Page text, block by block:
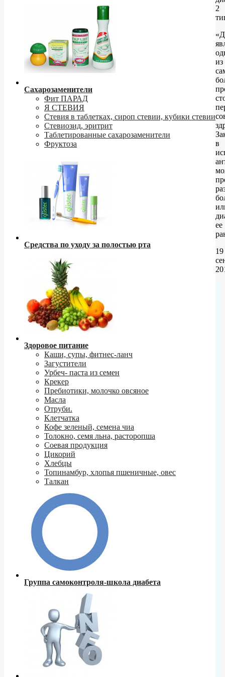
Сахарозаменители
Фит ПАРАД
Я СТЕВИЯ
Стевия в таблетках, сироп стевии, кубики стевии
Стевиозид, эритрит
Таблетированные сахарозаменители
Фруктоза
Средства по уходу за полостью рта
Здоровое питание
Каши, супы, фитнес-ланч
Загустители
Урбеч- паста из семен
Крекер
Пребиотики, молочко овсяное
Масла
Отруби.
Клетчатка
Кофе зеленый, семена чиа
Толокно, семя льна, расторопша
Соевая продукция
Цикорий
Хлебцы
Топинамбур, хлопья пшеничные, овес
Талкан
Группа самоконтроля-школа диабета
2
из
в
ее
19